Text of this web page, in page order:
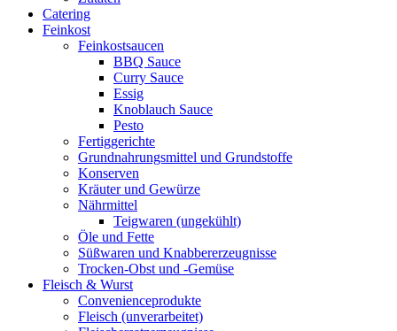
Catering
Feinkost
Feinkostsaucen
BBQ Sauce
Curry Sauce
Essig
Knoblauch Sauce
Pesto
Fertiggerichte
Grundnahrungsmittel und Grundstoffe
Konserven
Kräuter und Gewürze
Nährmittel
Teigwaren (ungekühlt)
Öle und Fette
Süßwaren und Knabbererzeugnisse
Trocken-Obst und -Gemüse
Fleisch & Wurst
Convenienceprodukte
Fleisch (unverarbeitet)